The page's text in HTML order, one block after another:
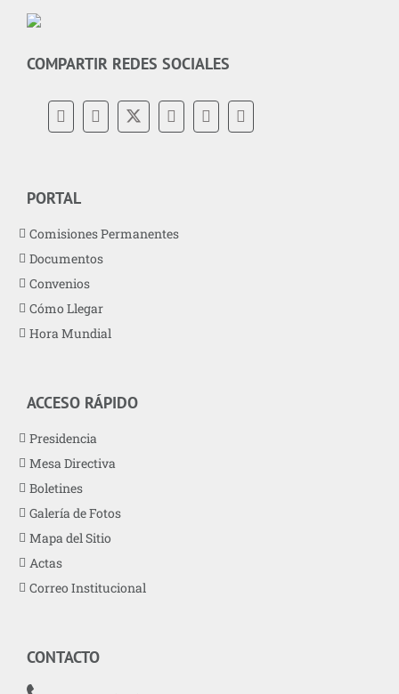
COMPARTIR REDES SOCIALES
PORTAL
Comisiones Permanentes
Documentos
Convenios
Cómo Llegar
Hora Mundial
ACCESO RÁPIDO
Presidencia
Mesa Directiva
Boletines
Galería de Fotos
Mapa del Sitio
Actas
Correo Institucional
CONTACTO